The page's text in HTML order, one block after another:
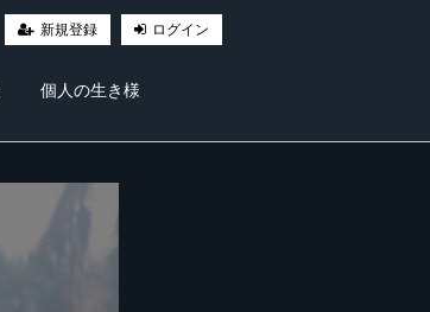
新規登録 ログイン
個人の生き様